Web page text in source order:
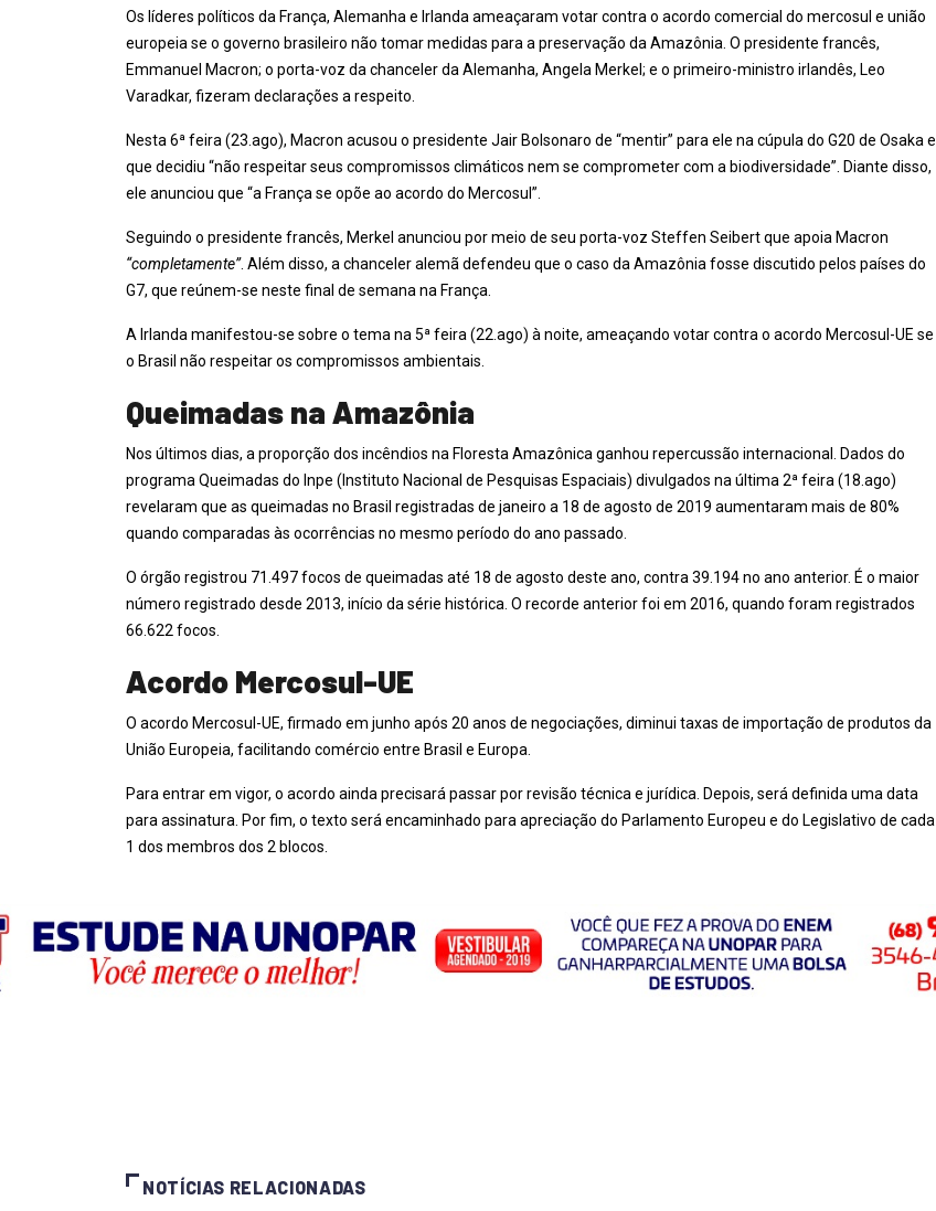
Os líderes políticos da França, Alemanha e Irlanda ameaçaram votar contra o acordo comercial do mercosul e união
europeia se o governo brasileiro não tomar medidas para a preservação da Amazônia. O presidente francês,
Emmanuel Macron; o porta-voz da chanceler da Alemanha, Angela Merkel; e o primeiro-ministro irlandês, Leo
Varadkar, fizeram declarações a respeito.
Nesta 6ª feira (23.ago), Macron acusou o presidente Jair Bolsonaro de “mentir” para ele na cúpula do G20 de Osaka e
que decidiu “não respeitar seus compromissos climáticos nem se comprometer com a biodiversidade”. Diante disso,
ele anunciou que “a França se opõe ao acordo do Mercosul”.
Seguindo o presidente francês, Merkel anunciou por meio de seu porta-voz Steffen Seibert que apoia Macron
“completamente”. Além disso, a chanceler alemã defendeu que o caso da Amazônia fosse discutido pelos países do
G7, que reúnem-se neste final de semana na França.
A Irlanda manifestou-se sobre o tema na 5ª feira (22.ago) à noite, ameaçando votar contra o acordo Mercosul-UE se
o Brasil não respeitar os compromissos ambientais.
Queimadas na Amazônia
Nos últimos dias, a proporção dos incêndios na Floresta Amazônica ganhou repercussão internacional. Dados do
programa Queimadas do Inpe (Instituto Nacional de Pesquisas Espaciais) divulgados na última 2ª feira (18.ago)
revelaram que as queimadas no Brasil registradas de janeiro a 18 de agosto de 2019 aumentaram mais de 80%
quando comparadas às ocorrências no mesmo período do ano passado.
O órgão registrou 71.497 focos de queimadas até 18 de agosto deste ano, contra 39.194 no ano anterior. É o maior
número registrado desde 2013, início da série histórica. O recorde anterior foi em 2016, quando foram registrados
66.622 focos.
Acordo Mercosul-UE
O acordo Mercosul-UE, firmado em junho após 20 anos de negociações, diminui taxas de importação de produtos da
União Europeia, facilitando comércio entre Brasil e Europa.
Para entrar em vigor, o acordo ainda precisará passar por revisão técnica e jurídica. Depois, será definida uma data
para assinatura. Por fim, o texto será encaminhado para apreciação do Parlamento Europeu e do Legislativo de cada
1 dos membros dos 2 blocos.
NOTÍCIAS RELACIONADAS